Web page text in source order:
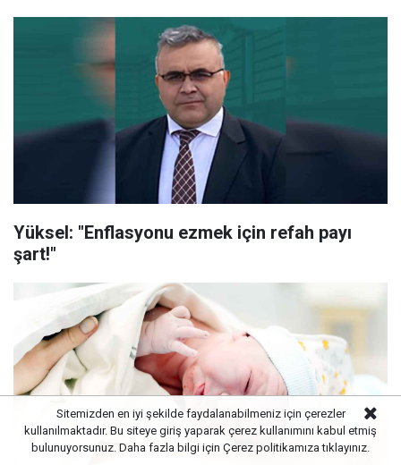
Yüksel: "Enflasyonu ezmek için refah payı
şart!"
Sitemizden en iyi şekilde faydalanabilmeniz için çerezler
kullanılmaktadır. Bu siteye giriş yaparak çerez kullanımını kabul etmiş
bulunuyorsunuz. Daha fazla bilgi için Çerez politikamıza tıklayınız.